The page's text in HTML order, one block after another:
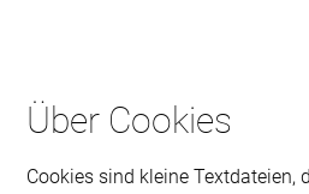
Über Cookies
Cookies sind kleine Textdateien,